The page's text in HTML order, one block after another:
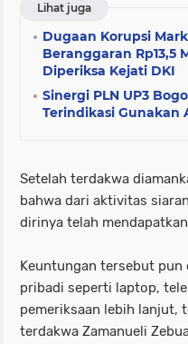
Lihat juga
Dugaan Korupsi
Beranggaran Rp13,5
Diperiksa Kejati DKI
Sinergi PLN UP3
Terindikasi Gunakan
Setelah terdakwa
bahwa dari aktivitas
dirinya telah
Keuntungan tersebut pun
pribadi seperti laptop,
pemeriksaan lebih lanjut,
terdakwa Zamanueli